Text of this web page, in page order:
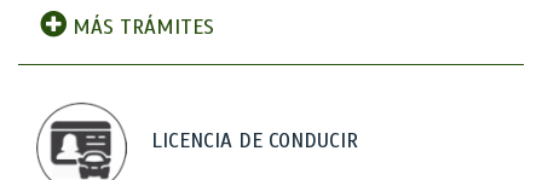
MÁS TRÁMITES
LICENCIA DE CONDUCIR